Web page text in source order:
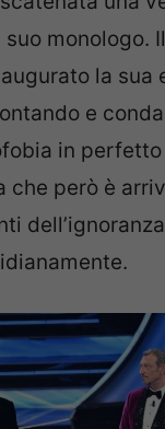
monologo.
la sua
e
in
che però è